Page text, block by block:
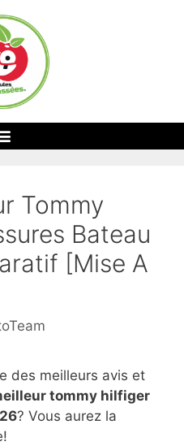
Tommy
Bateau
[Mise A
des meilleurs avis et
tommy hilfiger
? Vous aurez la